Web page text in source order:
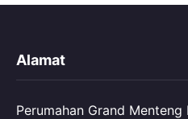
Alamat
Perumahan Grand